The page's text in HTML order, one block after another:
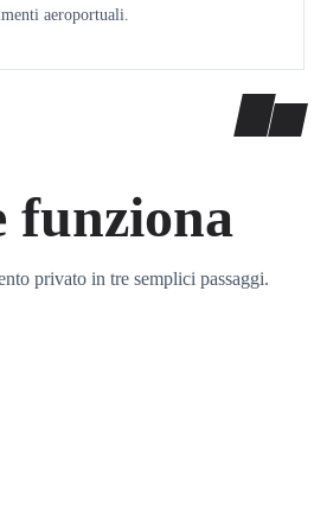
aeroportuali.
funziona
privato in tre semplici passaggi.